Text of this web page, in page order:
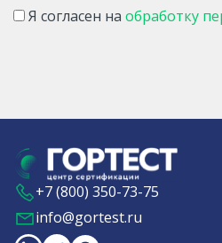
Я согласен на обработку
+7 (800) 350-73-75
info@gortest.ru